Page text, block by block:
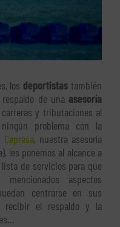
los deportistas también
de una asesoría
y tributaciones al
problema con la
Cepresa, nuestra asesoría
les ponemos al alcance a
de servicios para que
aspectos
centrarse en sus
recibir el respaldo y la